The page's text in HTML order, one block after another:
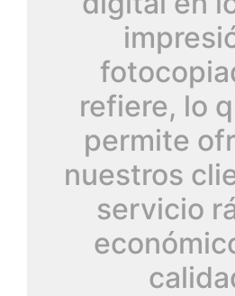
refiere, lo
permite
nuestros
servicio